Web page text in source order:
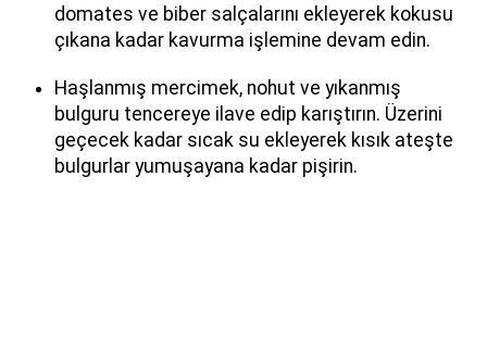
domates ve biber salçalarını ekleyerek kokusu
çıkana kadar kavurma işlemine devam edin.
Haşlanmış mercimek, nohut ve yıkanmış
bulguru tencereye ilave edip karıştırın. Üzerini
geçecek kadar sıcak su ekleyerek kısık ateşte
bulgurlar yumuşayana kadar pişirin.